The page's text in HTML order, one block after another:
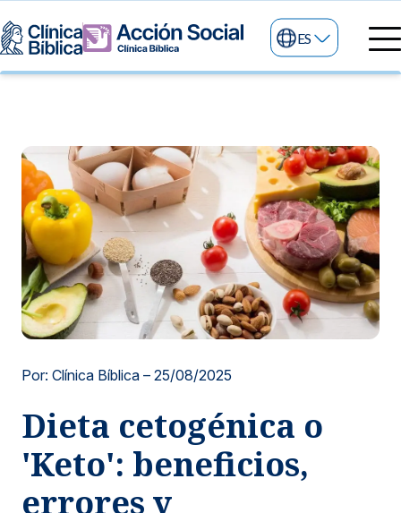
Nuestras especialidades
Centros de Excelencia
Servicios Generales
Servicios 24/7
Servicios Especializados
Otros Servicios
Mi Vida
Información
Información para el Paciente
Sobre nosotros
Investigación, Innovación y Docencia
Sedes
Noticias y blog
ES
Por: Clínica Bíblica – 25/08/2025
Dieta cetogénica o
'Keto': beneficios,
errores y